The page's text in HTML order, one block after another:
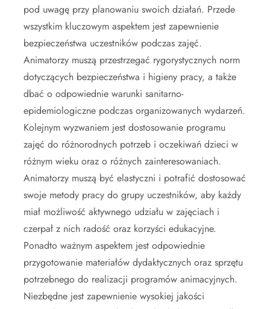
pod uwagę przy planowaniu swoich działań. Przede
wszystkim kluczowym aspektem jest zapewnienie
bezpieczeństwa uczestników podczas zajęć.
Animatorzy muszą przestrzegać rygorystycznych norm
dotyczących bezpieczeństwa i higieny pracy, a także
dbać o odpowiednie warunki sanitarno-
epidemiologiczne podczas organizowanych wydarzeń.
Kolejnym wyzwaniem jest dostosowanie programu
zajęć do różnorodnych potrzeb i oczekiwań dzieci w
różnym wieku oraz o różnych zainteresowaniach.
Animatorzy muszą być elastyczni i potrafić dostosować
swoje metody pracy do grupy uczestników, aby każdy
miał możliwość aktywnego udziału w zajęciach i
czerpał z nich radość oraz korzyści edukacyjne.
Ponadto ważnym aspektem jest odpowiednie
przygotowanie materiałów dydaktycznych oraz sprzętu
potrzebnego do realizacji programów animacyjnych.
Niezbędne jest zapewnienie wysokiej jakości